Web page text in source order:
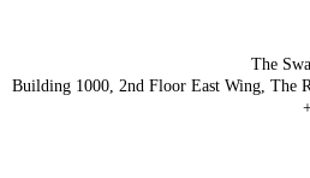
The
Building 1000, 2nd Floor East Wing, The